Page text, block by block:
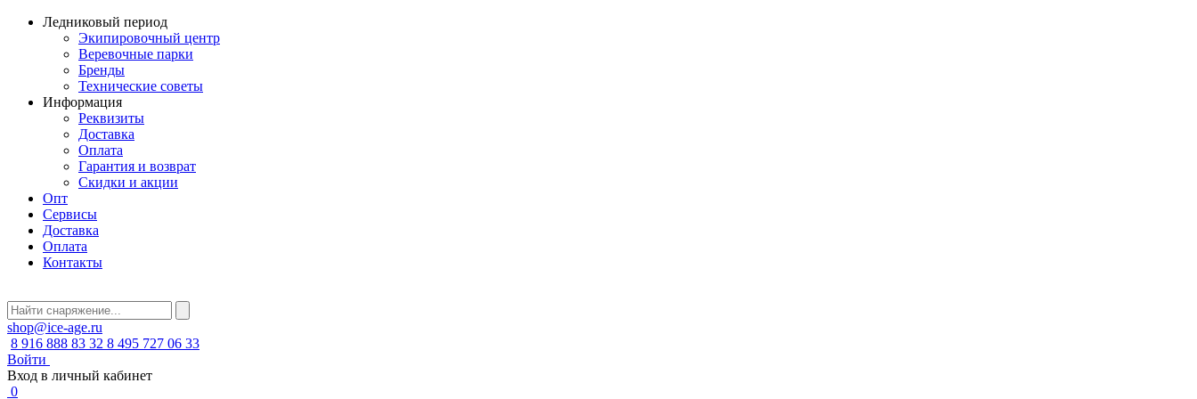
Ледниковый период
Экипировочный центр
Веревочные парки
Бренды
Технические советы
Информация
Реквизиты
Доставка
Оплата
Гарантия и возврат
Скидки и акции
Опт
Сервисы
Доставка
Оплата
Контакты
shop@ice-age.ru
8 916 888 83 32 8 495 727 06 33
Войти
Вход в личный кабинет
0